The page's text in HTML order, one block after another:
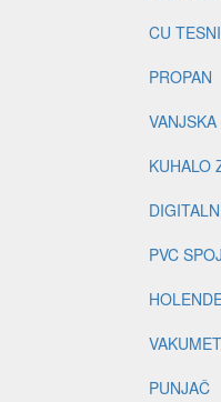
CU
PROPAN
KUHALO
PVC
PUNJAČ